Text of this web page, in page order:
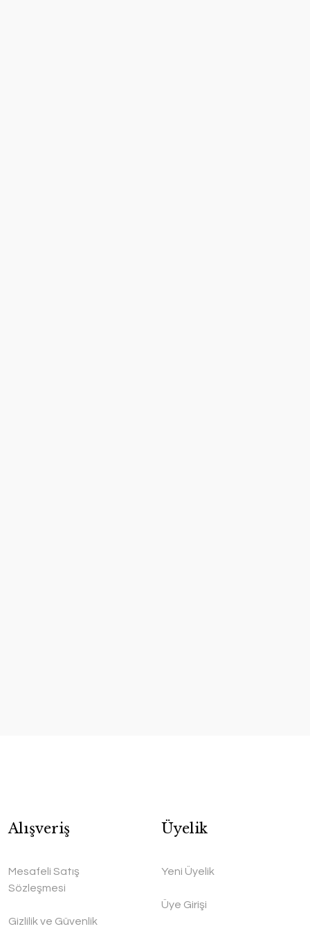
Alışveriş
Mesafeli Satış
Sözleşmesi
Gizlilik ve Güvenlik
Üyelik
Yeni Üyelik
Üye Girişi